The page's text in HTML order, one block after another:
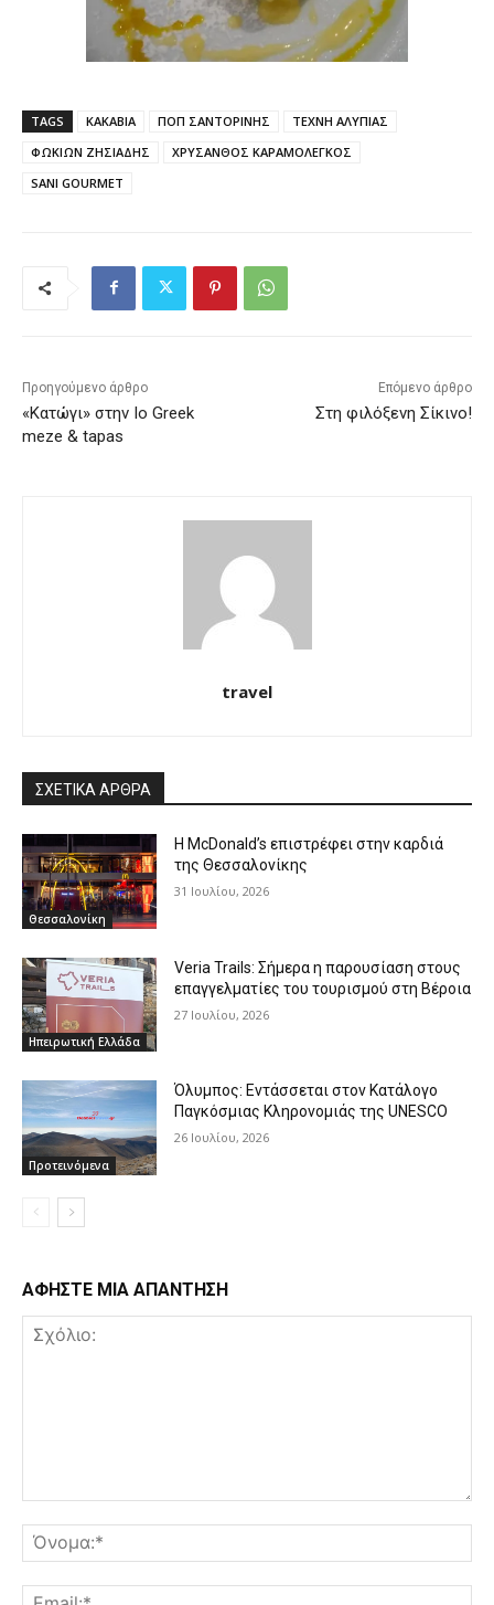
TAGS ΚΑΚΑΒΙΑ ΠΟΠ ΣΑΝΤΟΡΙΝΗΣ
ΤΕΧΝΗ ΑΛΥΠΙΑΣ
ΦΩΚΙΩΝ ΖΗΣΙΑΔΗΣ
ΧΡΥΣΑΝΘΟΣ ΚΑΡΑΜΟΛΕΓΚΟΣ
SANI GOURMET
Προηγούμενο άρθρο
«Κατώγι» στην Ιο Greek
meze & tapas
Επόμενο άρθρο
Στη φιλόξενη Σίκινο!
travel
ΣΧΕΤΙΚΑ ΑΡΘΡΑ
Θεσσαλονίκη
Η McDonald’s επιστρέφει στην καρδιά
της Θεσσαλονίκης
31 Ιουλίου, 2026
Ηπειρωτική Ελλάδα
Veria Trails: Σήμερα η παρουσίαση στους
επαγγελματίες του τουρισμού στη Βέροια
27 Ιουλίου, 2026
Προτεινόμενα
Όλυμπος: Εντάσσεται στον Κατάλογο
Παγκόσμιας Κληρονομιάς της UNESCO
26 Ιουλίου, 2026
ΑΦΗΣΤΕ ΜΙΑ ΑΠΑΝΤΗΣΗ